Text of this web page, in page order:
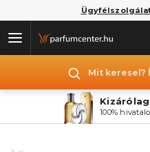
Mit keresel?
100%